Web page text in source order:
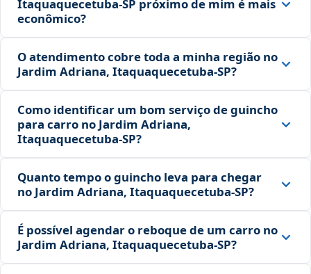
Itaquaquecetuba‑SP próximo de mim é mais
econômico?
O atendimento cobre toda a minha região no
Jardim Adriana, Itaquaquecetuba‑SP?
Como identificar um bom serviço de guincho
para carro no Jardim Adriana,
Itaquaquecetuba‑SP?
Quanto tempo o guincho leva para chegar
no Jardim Adriana, Itaquaquecetuba‑SP?
É possível agendar o reboque de um carro no
Jardim Adriana, Itaquaquecetuba‑SP?